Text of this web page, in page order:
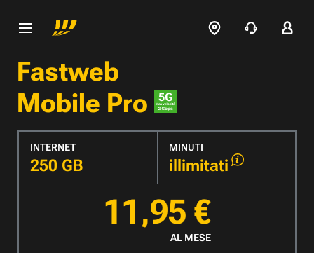
Fastweb
Mobile Pro
INTERNET
250 GB
MINUTI
illimitati
11,95 €
AL MESE